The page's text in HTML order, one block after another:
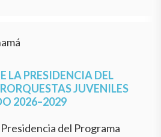
LA PRESIDENCIA DEL
JUVENILES
2026–2029
Presidencia del Programa